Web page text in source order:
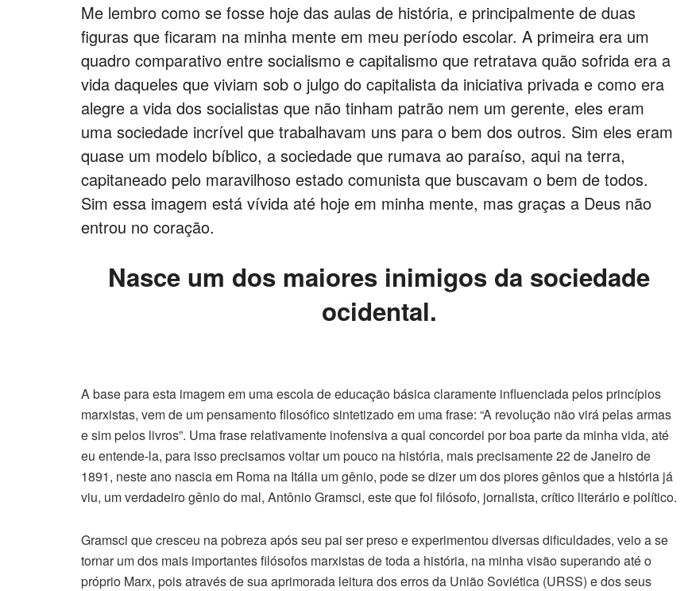
Me lembro como se fosse hoje das aulas de história, e principalmente de duas
figuras que ficaram na minha mente em meu período escolar. A primeira era um
quadro comparativo entre socialismo e capitalismo que retratava quão sofrida era a
vida daqueles que viviam sob o julgo do capitalista da iniciativa privada e como era
alegre a vida dos socialistas que não tinham patrão nem um gerente, eles eram
uma sociedade incrível que trabalhavam uns para o bem dos outros. Sim eles eram
quase um modelo bíblico, a sociedade que rumava ao paraíso, aqui na terra,
capitaneado pelo maravilhoso estado comunista que buscavam o bem de todos.
Sim essa imagem está vívida até hoje em minha mente, mas graças a Deus não
entrou no coração.
Nasce um dos maiores inimigos da sociedade
ocidental.
A base para esta imagem em uma escola de educação básica claramente influenciada pelos princípios
marxistas, vem de um pensamento filosófico sintetizado em uma frase: “A revolução não virá pelas armas
e sim pelos livros”. Uma frase relativamente inofensiva a qual concordei por boa parte da minha vida, até
eu entende-la, para isso precisamos voltar um pouco na história, mais precisamente 22 de Janeiro de
1891, neste ano nascia em Roma na Itália um gênio, pode se dizer um dos piores gênios que a história já
viu, um verdadeiro gênio do mal, Antônio Gramsci, este que foi filósofo, jornalista, crítico literário e político.
Gramsci que cresceu na pobreza após seu pai ser preso e experimentou diversas dificuldades, veio a se
tornar um dos mais importantes filósofos marxistas de toda a história, na minha visão superando até o
próprio Marx, pois através de sua aprimorada leitura dos erros da União Soviética (URSS) e dos seus